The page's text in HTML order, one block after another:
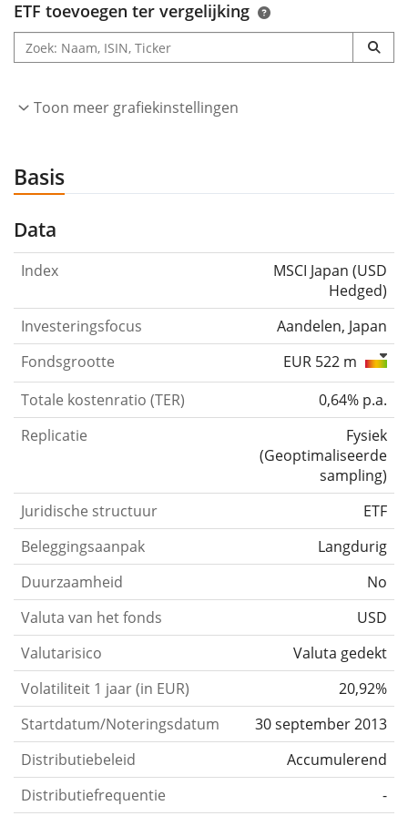
ETF toevoegen ter vergelijking
Toon meer grafiekinstellingen
Basis
Data
Index
MSCI Japan (USD
Hedged)
Investeringsfocus
Aandelen, Japan
Fondsgrootte
EUR 522 m
Totale kostenratio (TER)
0,64% p.a.
Replicatie
Fysiek
(Geoptimaliseerde
sampling)
Juridische structuur
ETF
Beleggingsaanpak
Langdurig
Duurzaamheid
No
Valuta van het fonds
USD
Valutarisico
Valuta gedekt
Volatiliteit 1 jaar (in EUR)
20,92%
Startdatum/Noteringsdatum
30 september 2013
Distributiebeleid
Accumulerend
Distributiefrequentie
-